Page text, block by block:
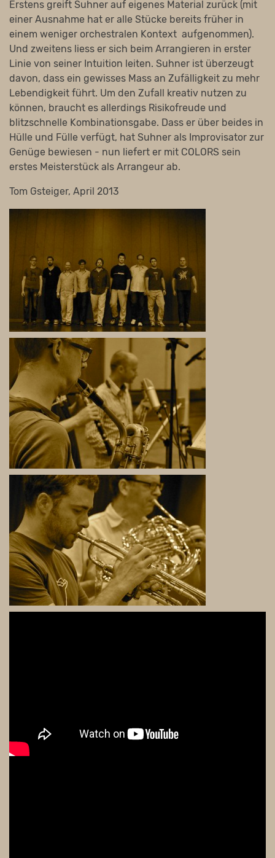
Erstens greift Suhner auf eigenes Material zurück (mit
einer Ausnahme hat er alle Stücke bereits früher in
einem weniger orchestralen Kontext aufgenommen).
Und zweitens liess er sich beim Arrangieren in erster
Linie von seiner Intuition leiten. Suhner ist überzeugt
davon, dass ein gewisses Mass an Zufälligkeit zu mehr
Lebendigkeit führt. Um den Zufall kreativ nutzen zu
können, braucht es allerdings Risikofreude und
blitzschnelle Kombinationsgabe. Dass er über beides in
Hülle und Fülle verfügt, hat Suhner als Improvisator zur
Genüge bewiesen - nun liefert er mit COLORS sein
erstes Meisterstück als Arrangeur ab.
Tom Gsteiger, April 2013